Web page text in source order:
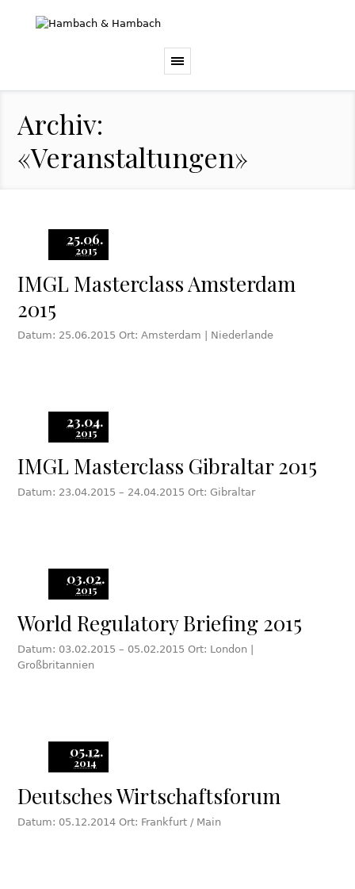
Archiv:
«Veranstaltungen»
25.06.
2015
IMGL Masterclass Amsterdam
2015
Datum: 25.06.2015 Ort: Amsterdam | Niederlande
23.04.
2015
IMGL Masterclass Gibraltar 2015
Datum: 23.04.2015 – 24.04.2015 Ort: Gibraltar
03.02.
2015
World Regulatory Briefing 2015
Datum: 03.02.2015 – 05.02.2015 Ort: London |
Großbritannien
05.12.
2014
Deutsches Wirtschaftsforum
Datum: 05.12.2014 Ort: Frankfurt / Main